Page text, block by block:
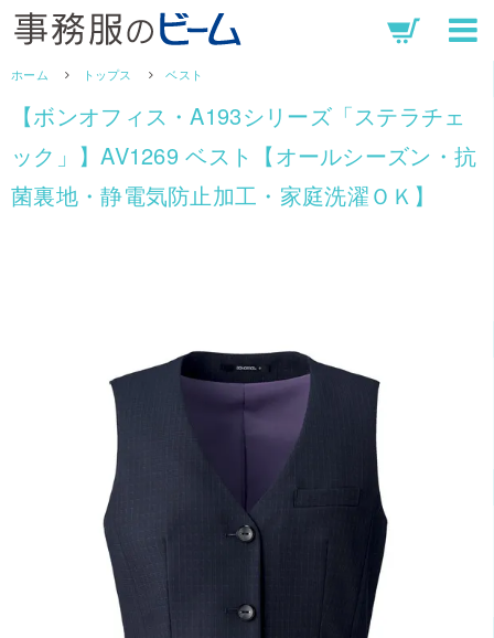
ホーム トップス ベスト
【ボンオフィス・A193シリーズ「ステラチェ
ック」】AV1269 ベスト【オールシーズン・抗
菌裏地・静電気防止加工・家庭洗濯ＯＫ】